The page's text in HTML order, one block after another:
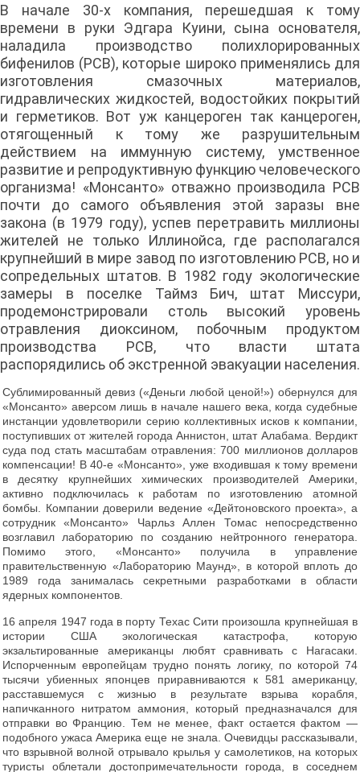
В начале 30-х компания, перешедшая к тому
времени в руки Эдгара Куини, сына основателя,
наладила производство полихлорированных
бифенилов (PCB), которые широко применялись для
изготовления смазочных материалов,
гидравлических жидкостей, водостойких покрытий
и герметиков. Вот уж канцероген так канцероген,
отягощенный к тому же разрушительным
действием на иммунную систему, умственное
развитие и репродуктивную функцию человеческого
организма! «Монсанто» отважно производила PCB
почти до самого объявления этой заразы вне
закона (в 1979 году), успев перетравить миллионы
жителей не только Иллинойса, где располагался
крупнейший в мире завод по изготовлению PCB, но и
сопредельных штатов. В 1982 году экологические
замеры в поселке Таймз Бич, штат Миссури,
продемонстрировали столь высокий уровень
отравления диоксином, побочным продуктом
производства PCB, что власти штата
распорядились об экстренной эвакуации населения.
Сублимированный девиз («Деньги любой ценой!») обернулся для
«Монсанто» аверсом лишь в начале нашего века, когда судебные
инстанции удовлетворили серию коллективных исков к компании,
поступивших от жителей города Аннистон, штат Алабама. Вердикт
суда под стать масштабам отравления: 700 миллионов долларов
компенсации! В 40-е «Монсанто», уже входившая к тому времени
в десятку крупнейших химических производителей Америки,
активно подключилась к работам по изготовлению атомной
бомбы. Компании доверили ведение «Дейтоновского проекта», а
сотрудник «Монсанто» Чарльз Аллен Томас непосредственно
возглавил лабораторию по созданию нейтронного генератора.
Помимо этого, «Монсанто» получила в управление
правительственную «Лабораторию Маунд», в которой вплоть до
1989 года занималась секретными разработками в области
ядерных компонентов.
16 апреля 1947 года в порту Техас Сити произошла крупнейшая в
истории США экологическая катастрофа, которую
экзальтированные американцы любят сравнивать с Нагасаки.
Испорченным европейцам трудно понять логику, по которой 74
тысячи убиенных японцев приравниваются к 581 американцу,
расставшемуся с жизнью в результате взрыва корабля,
напичканного нитратом аммония, который предназначался для
отправки во Францию. Тем не менее, факт остается фактом —
подобного ужаса Америка еще не знала. Очевидцы рассказывали,
что взрывной волной отрывало крылья у самолетиков, на которых
туристы облетали достопримечательности города, в соседнем